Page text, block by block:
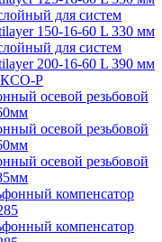
для систем
150-16-60 L 330 мм
для систем
200-16-60 L 390 мм
КСО-Р
осевой резьбовой
осевой резьбовой
осевой резьбовой
компенсатор
компенсатор